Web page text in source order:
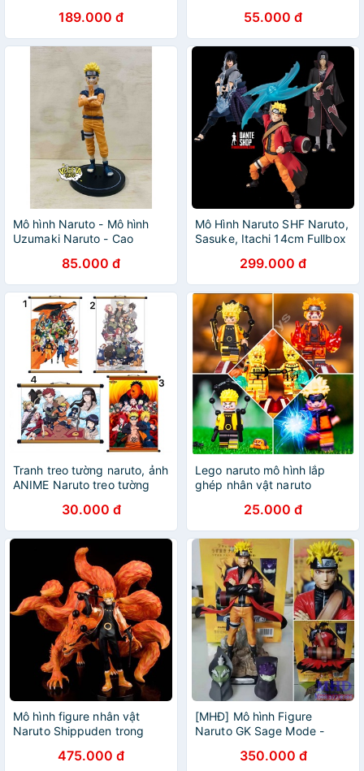
189.000 đ 55.000 đ
Mô hình Naruto - Mô hình
Uzumaki Naruto - Cao
85.000 đ
Mô Hình Naruto SHF Naruto,
Sasuke, Itachi 14cm Fullbox
299.000 đ
Tranh treo tường naruto, ảnh
ANIME Naruto treo tường
30.000 đ
Lego naruto mô hình lắp
ghép nhân vật naruto
25.000 đ
Mô hình figure nhân vật
Naruto Shippuden trong
475.000 đ
[MHĐ] Mô hình Figure
Naruto GK Sage Mode -
350.000 đ